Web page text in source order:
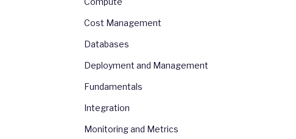
Cost Management
Databases
Deployment and Management
Fundamentals
Integration
Monitoring and Metrics